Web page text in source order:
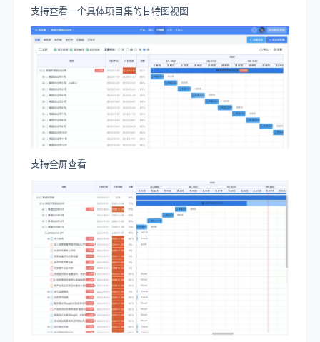
支持查看一个具体项目集的甘特图视图
支持全屏查看